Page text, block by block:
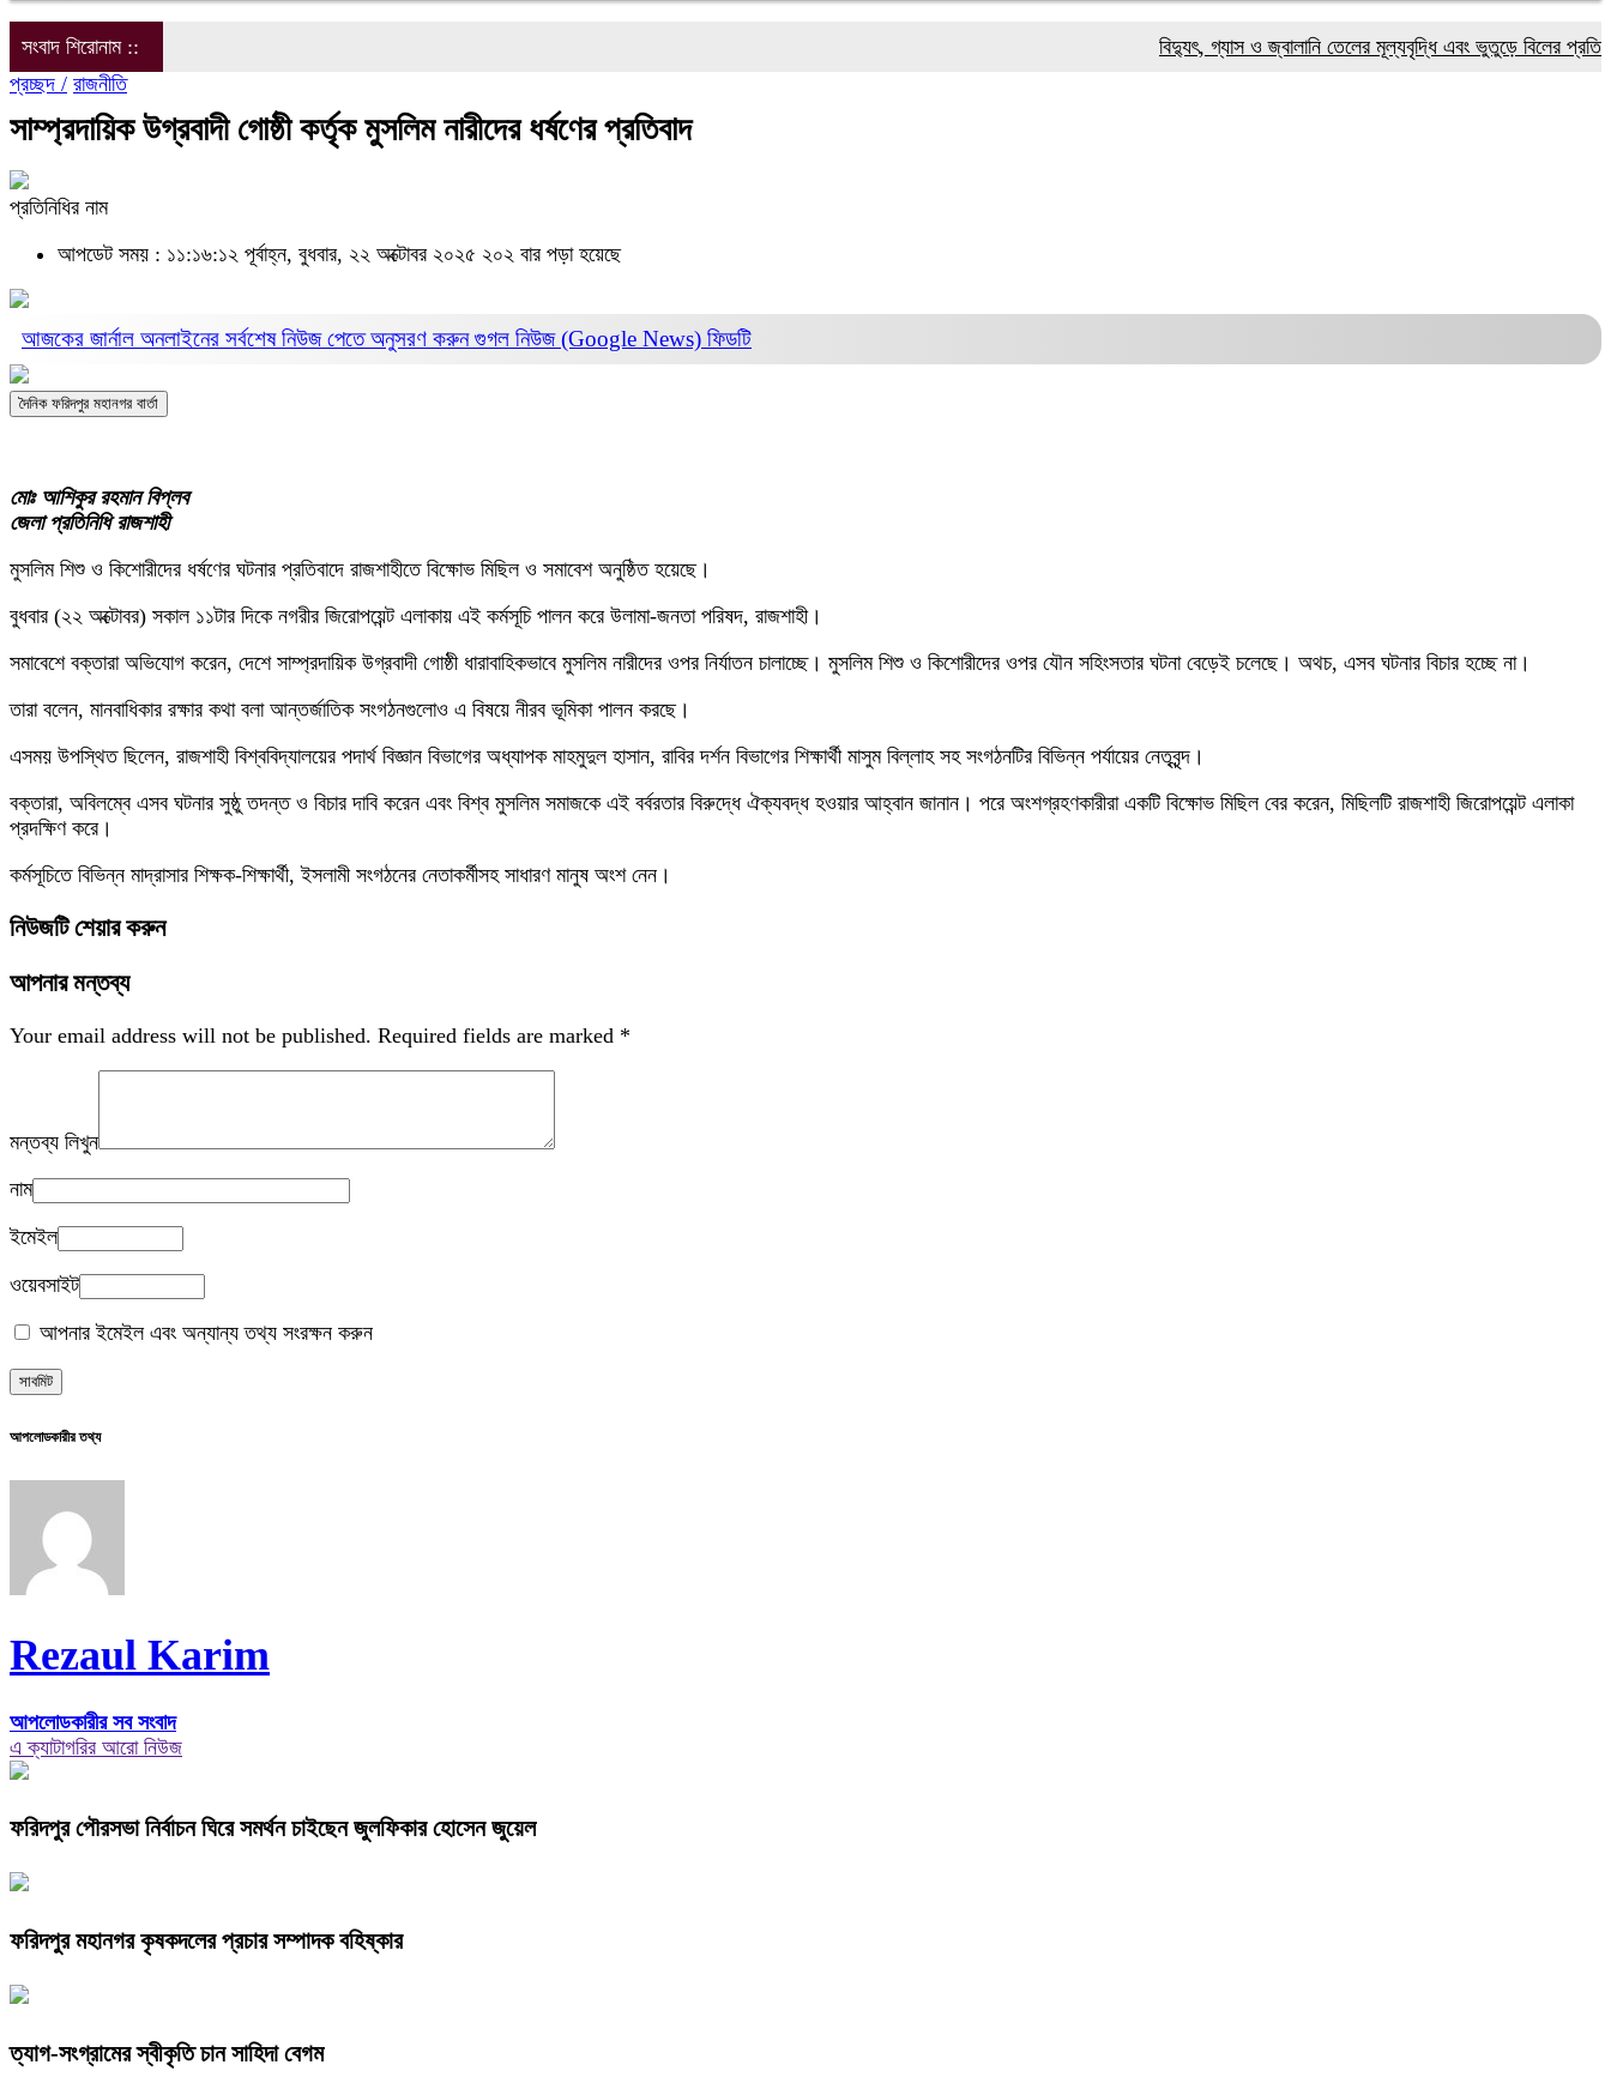
সংবাদ শিরোনাম ::
বিদ্যুৎ, গ্যাস ও জ্বালানি তেলের মূল্যবৃদ্ধি এবং ভুতুড়ে বিলের প্রতিবাদে
প্রচ্ছদ / রাজনীতি
সাম্প্রদায়িক উগ্রবাদী গোষ্ঠী কর্তৃক মুসলিম নারীদের ধর্ষণের প্রতিবাদ
প্রতিনিধির নাম
আপডেট সময় : ১১:১৬:১২ পূর্বাহ্ন, বুধবার, ২২ অক্টোবর ২০২৫ ২০২ বার পড়া হয়েছে
আজকের জার্নাল অনলাইনের সর্বশেষ নিউজ পেতে অনুসরণ করুনগুগল নিউজ (Google News) ফিডটি
দৈনিক ফরিদপুর মহানগর বার্তা
মোঃ আশিকুর রহমান বিপ্লব
জেলা প্রতিনিধি রাজশাহী
মুসলিম শিশু ও কিশোরীদের ধর্ষণের ঘটনার প্রতিবাদে রাজশাহীতে বিক্ষোভ মিছিল ও সমাবেশ অনুষ্ঠিত হয়েছে।
বুধবার (২২ অক্টোবর) সকাল ১১টার দিকে নগরীর জিরোপয়েন্ট এলাকায় এই কর্মসূচি পালন করে উলামা-জনতা পরিষদ, রাজশাহী।
সমাবেশে বক্তারা অভিযোগ করেন, দেশে সাম্প্রদায়িক উগ্রবাদী গোষ্ঠী ধারাবাহিকভাবে মুসলিম নারীদের ওপর নির্যাতন চালাচ্ছে। মুসলিম শিশু ও কিশোরীদের ওপর যৌন সহিংসতার ঘটনা বেড়েই চলেছে। অথচ, এসব ঘটনার বিচার হচ্ছে না।
তারা বলেন, মানবাধিকার রক্ষার কথা বলা আন্তর্জাতিক সংগঠনগুলোও এ বিষয়ে নীরব ভূমিকা পালন করছে।
এসময় উপস্থিত ছিলেন, রাজশাহী বিশ্ববিদ্যালয়ের পদার্থ বিজ্ঞান বিভাগের অধ্যাপক মাহমুদুল হাসান, রাবির দর্শন বিভাগের শিক্ষার্থী মাসুম বিল্লাহ সহ সংগঠনটির বিভিন্ন পর্যায়ের নেতৃবৃন্দ।
বক্তারা, অবিলম্বে এসব ঘটনার সুষ্ঠু তদন্ত ও বিচার দাবি করেন এবং বিশ্ব মুসলিম সমাজকে এই বর্বরতার বিরুদ্ধে ঐক্যবদ্ধ হওয়ার আহ্বান জানান। পরে অংশগ্রহণকারীরা একটি বিক্ষোভ মিছিল বের করেন, মিছিলটি রাজশাহী জিরোপয়েন্ট এলাকা
প্রদক্ষিণ করে।
কর্মসূচিতে বিভিন্ন মাদ্রাসার শিক্ষক-শিক্ষার্থী, ইসলামী সংগঠনের নেতাকর্মীসহ সাধারণ মানুষ অংশ নেন।
নিউজটি শেয়ার করুন
আপনার মন্তব্য
Your email address will not be published. Required fields are marked *
মন্তব্য লিখুন
নাম
ইমেইল
ওয়েবসাইট
আপনার ইমেইল এবং অন্যান্য তথ্য সংরক্ষন করুন
আপলোডকারীর তথ্য
Rezaul Karim
আপলোডকারীর সব সংবাদ
এ ক্যাটাগরির আরো নিউজ
ফরিদপুর পৌরসভা নির্বাচন ঘিরে সমর্থন চাইছেন জুলফিকার হোসেন জুয়েল
ফরিদপুর মহানগর কৃষকদলের প্রচার সম্পাদক বহিষ্কার
ত্যাগ-সংগ্রামের স্বীকৃতি চান সাহিদা বেগম